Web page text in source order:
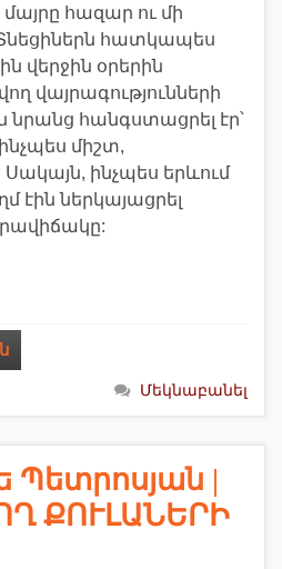
հազար ու մի
Տնեցիներն հատկապես
վերջին օրերին
վայրագությունների
հանգստացրել էր՝
ինչպես միշտ,
ինչպես երևում
էին ներկայացրել
Մեկնաբանել
Պետրոսյան |
ՔՈՒԼԱՆԵՐԻ